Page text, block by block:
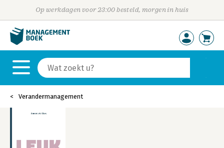
Op werkdagen voor 23:00 besteld, morgen in huis
Verandermanagement